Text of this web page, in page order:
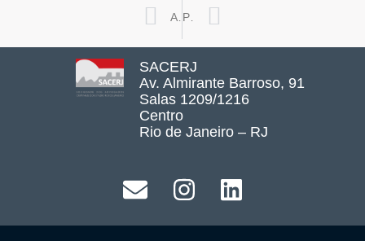
Prev
ANTERIOR
SACERJ
Av. Almirante Barroso, 91
Salas 1209/1216
Centro
Rio de Janeiro – RJ